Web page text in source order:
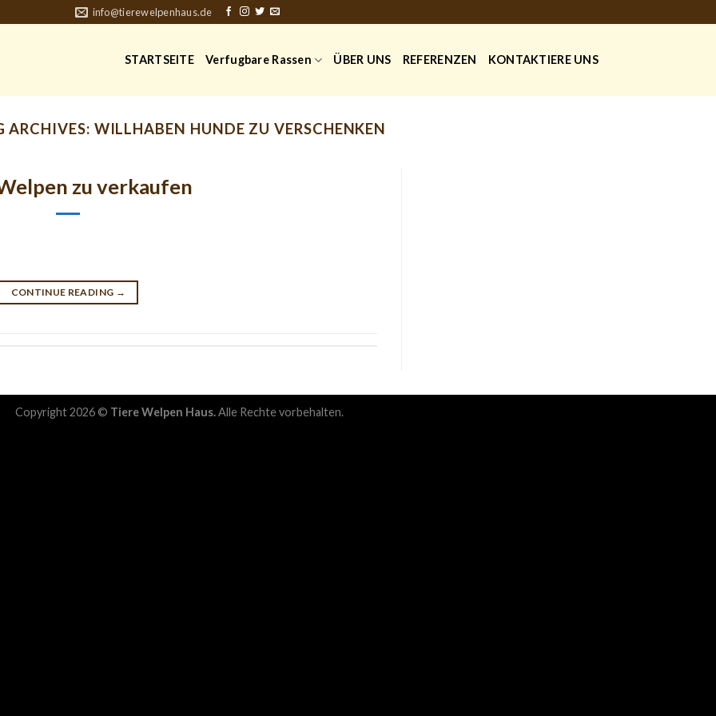
info@tierewelpenhaus.de
STARTSEITE Verfugbare Rassen ÜBER UNS REFERENZEN KONTAKTIERE UNS
ARCHIVES: WILLHABEN HUNDE ZU VERSCHENKEN
zu verkaufen
CONTINUE READING →
Copyright 2026 © Tiere Welpen Haus.Alle Rechte vorbehalten.